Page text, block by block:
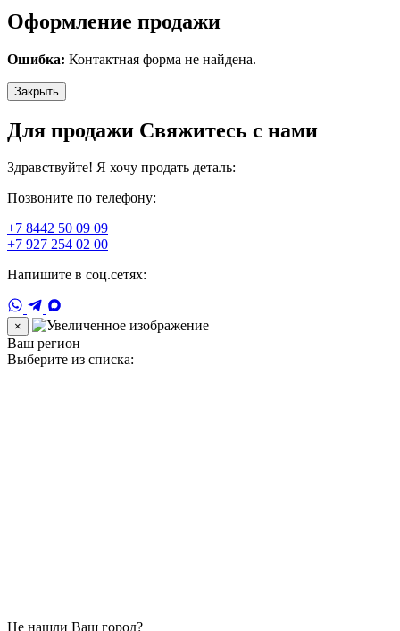
Оформление продажи
Ошибка: Контактная форма не найдена.
Закрыть
Для продажи Свяжитесь с нами
Здравствуйте! Я хочу продать деталь:
Позвоните по телефону:
+7 8442 50 09 09
+7 927 254 02 00
Напишите в соц.сетях:
×
Ваш регион
Выберите из списка:
Не нашли Ваш город?